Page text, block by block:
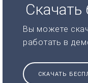
Скачать
Вы можете
работать в
СКАЧАТЬ